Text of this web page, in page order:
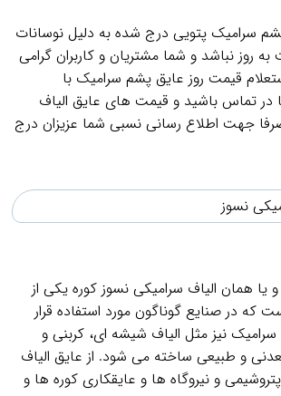
سرامیک پتویی درج شده به دلیل نوسانات
روز نباشد و شما مشتریان و کاربران گرامی
قیمت روز عایق پشم سرامیک با
در تماس باشید و قیمت های عایق الیاف
جهت اطلاع رسانی نسبی شما عزیزان درج
یا همان الیاف سرامیکی نسوز کوره یکی از
که در صنایع گوناگون مورد استفاده قرار
نیز مثل الیاف شیشه ای، کربنی و
و طبیعی ساخته می شود. از عایق الیاف
و نیروگاه ها و عایقکاری کوره ها و